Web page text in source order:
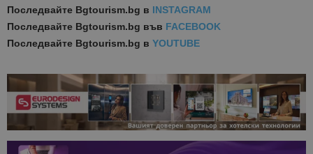
Последвайте Bgtourism.bg в INSTAGRAM
Последвайте Bgtourism.bg във FACEBOOK
Последвайте Bgtourism.bg в YOUTUBE